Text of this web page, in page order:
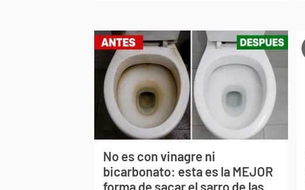
No es con vinagre ni
bicarbonato: esta es la MEJOR
forma de sacar el sarro de las